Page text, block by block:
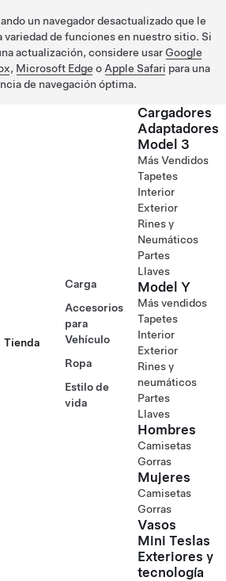
un navegador desactualizado que le
variedad de funciones en nuestro sitio. Si
actualización, considere usar Google
, Microsoft Edge o Apple Safari para una
de navegación óptima.
Tienda
Carga
Accesorios
para
Vehículo
Ropa
Estilo de
vida
Cargadores
Adaptadores
Model 3
Más Vendidos
Tapetes
Interior
Exterior
Rines y
Neumáticos
Partes
Llaves
Model Y
Más vendidos
Tapetes
Interior
Exterior
Rines y
neumáticos
Partes
Llaves
Hombres
Camisetas
Gorras
Mujeres
Camisetas
Gorras
Vasos
Mini Teslas
Exteriores y
tecnología